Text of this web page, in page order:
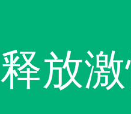
释放